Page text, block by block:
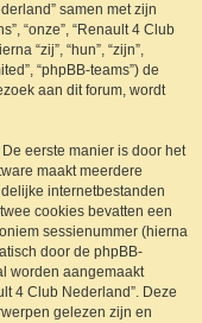
samen met zijn
“onze”, “Renault 4 Club
“zij”, “hun”, “zijn”,
“phpBB-teams”) de
aan dit forum, wordt
eerste manier is door het
maakt meerdere
internetbestanden
cookies bevatten een
sessienummer (hierna
door de phpBB-
worden aangemaakt
4 Club Nederland”. Deze
gelezen zijn en